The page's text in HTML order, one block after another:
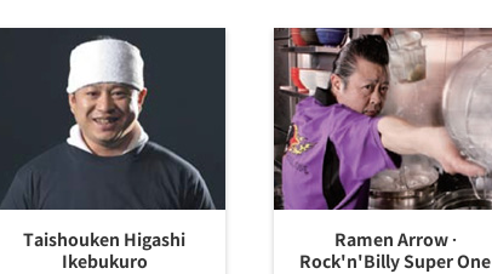
Taishouken Higashi
Ikebukuro
Ramen Arrow ·
Rock'n'Billy Super One